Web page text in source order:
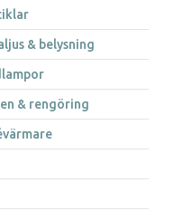
& belysning
& rengöring